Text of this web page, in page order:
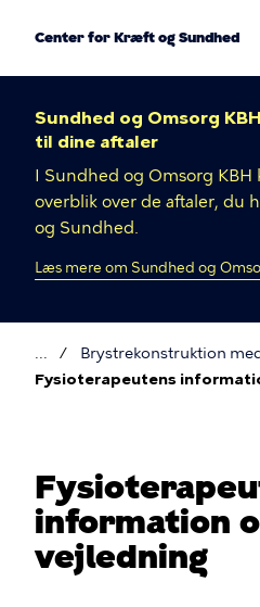
Center for Kræft og Sundhed
Sundhed og Omsorg
til dine aftaler
I Sundhed og Omsorg KBH
overblik over de aftaler, du
og Sundhed.
Læs mere om Sundhed og
Brødkrumme
Brystrekonstruktion
Fysioterapeutens
information
vejledning